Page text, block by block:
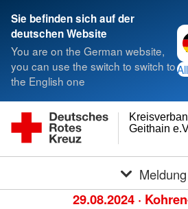
Sie befinden sich auf der
deutschen Website
You are on the German website,
you can use the switch to switch to
the English one
Geithain
Meldung
29.08.2024 ·